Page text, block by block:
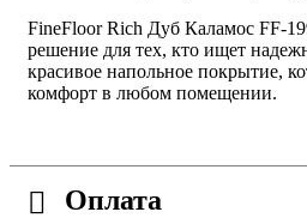
FineFloor Rich Дуб Каламос FF-
решение для тех, кто ищет
красивое напольное покрытие,
комфорт в любом помещении.
Оплата